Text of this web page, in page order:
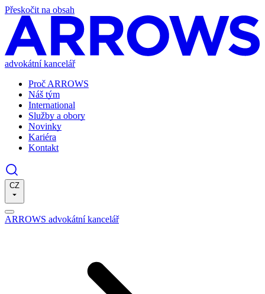
Přeskočit na obsah
advokátní kancelář
Proč ARROWS
Náš tým
International
Služby a obory
Novinky
Kariéra
Kontakt
CZ
ARROWS advokátní kancelář